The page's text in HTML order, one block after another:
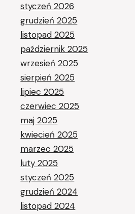
styczeń 2026
grudzień 2025
listopad 2025
październik 2025
wrzesień 2025
sierpień 2025
lipiec 2025
czerwiec 2025
maj 2025
kwiecień 2025
marzec 2025
luty 2025
styczeń 2025
grudzień 2024
listopad 2024